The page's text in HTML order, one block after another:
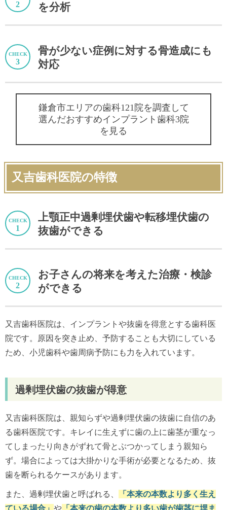
を分析
骨が少ない症例に対する骨造成にも
対応
鎌倉市エリアの歯科121院を調査して
選んだおすすめインプラント歯科3院
を見る
又吉歯科医院の特徴
上顎正中過剰埋伏歯や転移埋伏歯の
抜歯ができる
お子さんの将来を考えた治療・検診
ができる
又吉歯科医院は、インプラントや抜歯を得意とする歯科医
院です。原因を突き止め、予防することも大切にしている
ため、小児歯科や歯周病予防にも力を入れています。
過剰埋伏歯の抜歯が得意
又吉歯科医院は、親知らずや過剰埋伏歯の抜歯に自信のあ
る歯科医院です。キレイに生えずに歯の上に歯茎が重なっ
てしまったり向きがずれて骨とぶつかってしまう親知ら
ず。場合によっては大掛かりな手術が必要となるため、抜
歯を断られるケースがあります。
また、過剰埋伏歯と呼ばれる、
「本来の本数より多く生え
ている場合」 や 「本来の歯の本数より多い歯が歯茎に埋ま